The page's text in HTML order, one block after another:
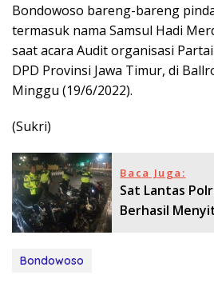
Bondowoso bareng-bareng
termasuk nama Samsul Hadi
saat acara Audit organisasi
DPD Provinsi Jawa Timur, di
Minggu (19/6/2022).
(Sukri)
Baca Juga:
Sat Lantas
Berhasil
Bondowoso